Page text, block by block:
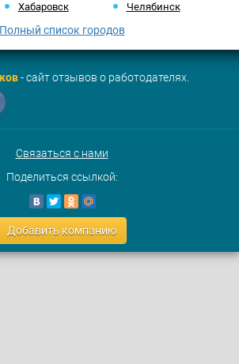
Хабаровск Челябинск
Полный список городов
- сайт отзывов о работодателях.
Связаться с нами
Поделиться ссылкой:
Добавить компанию